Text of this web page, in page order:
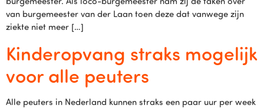
van burgemeester van der Laan toen deze dat vanwege zijn
ziekte niet meer […]
Kinderopvang straks mogelijk
voor alle peuters
Alle peuters in Nederland kunnen straks een paar uur per week